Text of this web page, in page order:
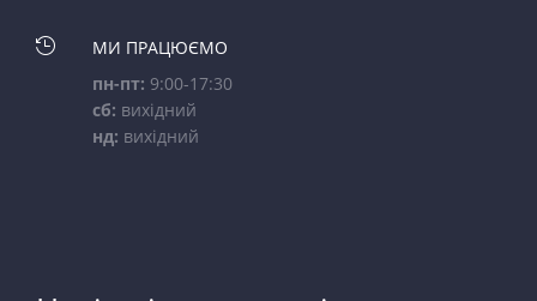

МИ ПРАЦЮЄМО
пн-пт: 9:00-17:30
сб: вихідний
нд: вихідний